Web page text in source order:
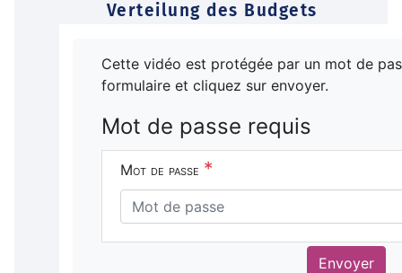
Verteilung des Budgets